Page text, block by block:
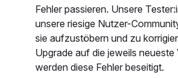
Fehler passieren. Unsere
unsere riesige Nutzer-
sie aufzustöbern und zu
Upgrade auf die jeweils neueste
werden diese Fehler beseitigt.